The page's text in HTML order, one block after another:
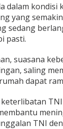
dalam
yang
sedang
pasti.
suasana
saling
dapat
TNI